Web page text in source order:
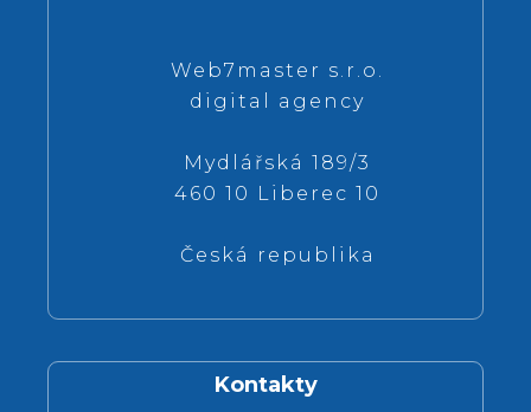
Web7master s.r.o.
digital agency
Mydlářská 189/3
460 10 Liberec 10
Česká republika
Kontakty